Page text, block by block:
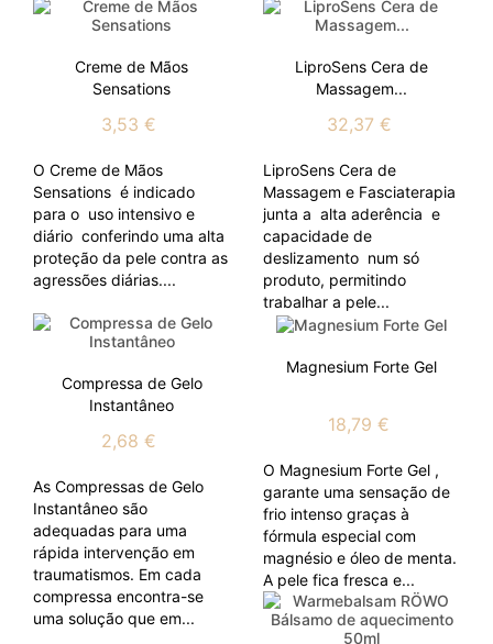
Creme de Mãos
Sensations
3,53 €
O Creme de Mãos
Sensations é indicado
para o uso intensivo e
diário conferindo uma alta
proteção da pele contra as
agressões diárias....
LiproSens Cera de
Massagem...
32,37 €
LiproSens Cera de
Massagem e Fasciaterapia
junta a alta aderência e
capacidade de
deslizamento num só
produto, permitindo
trabalhar a pele...
Compressa de Gelo
Instantâneo
2,68 €
As Compressas de Gelo
Instantâneo são
adequadas para uma
rápida intervenção em
traumatismos. Em cada
compressa encontra-se
uma solução que em...
Magnesium Forte Gel
18,79 €
O Magnesium Forte Gel ,
garante uma sensação de
frio intenso graças à
fórmula especial com
magnésio e óleo de menta.
A pele fica fresca e...